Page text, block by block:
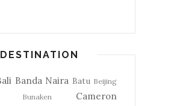
DESTINATION
Banda Naira Batu Beijing
Bunaken
Cameron